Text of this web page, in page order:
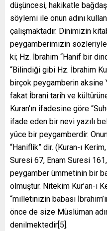
düşüncesi, hakikatle
söylemi ile onun adını
çalışmaktadır. Dinimizin
peygamberimizin
ki; Hz. İbrahim “Hanif bir
“Bilindiği gibi Hz. İbrahim
birçok peygamberin aksine
fakat İbrani tarih ve
Kuran’ın ifadesine göre
ifade eden bir nevi yazılı
yüce bir peygamberdir.
“Haniflik” dir. (Kuran-ı
Suresi 67, Enam Suresi
peygamber ümmetinin bir
olmuştur. Nitekim Kur’an-ı
“milletinizin babası
önce de size Müslüman
denilmektedir[5].